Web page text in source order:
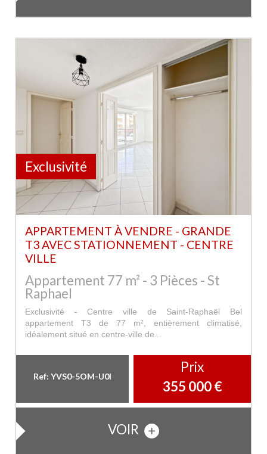
Exclusivité
APPARTEMENT À VENDRE - GRANDE
T3 AVEC STATIONNEMENT - CENTRE
VILLE
Appartement 77 m² - 3 Pièces - St
Raphael
Exclusivité - Centre ville de Saint-Raphaël Bel
appartement T3 de 77 m², entièrement climatisé,
idéalement situé en centre-ville de...
Ref: YVS0-5OM-U0I
Prix
355 000 €
VOIR